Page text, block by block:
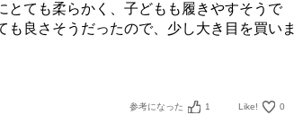
とても柔らかく、子どもも履きやすそうで
も良さそうだったので、少し大き目を買いま
参考になった 1 Like! 0